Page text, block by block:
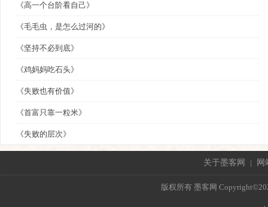
《高一个台阶看自己》
《毛毛虫，是怎么过河的》
《坚持不必到底》
《鸡妈妈吃石头》
《失败也有价值》
《首富只靠一粒米》
《失败的层次》
关于墨客网 | 网
版权所有 墨客网